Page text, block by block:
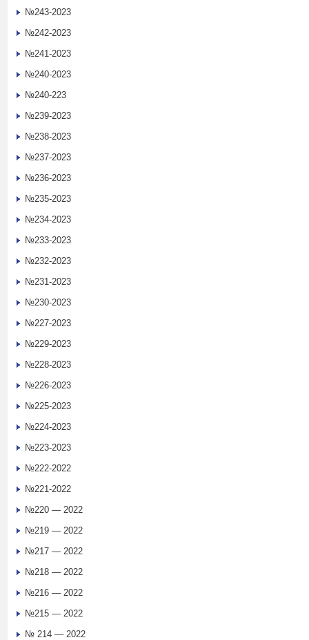
№243-2023
№242-2023
№241-2023
№240-2023
№240-223
№239-2023
№238-2023
№237-2023
№236-2023
№235-2023
№234-2023
№233-2023
№232-2023
№231-2023
№230-2023
№227-2023
№229-2023
№228-2023
№226-2023
№225-2023
№224-2023
№223-2023
№222-2022
№221-2022
№220 — 2022
№219 — 2022
№217 — 2022
№218 — 2022
№216 — 2022
№215 — 2022
№ 214 — 2022